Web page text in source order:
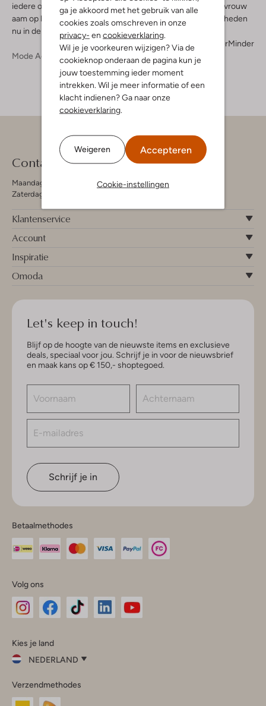
ga je akkoord met het gebruik van alle
cookies zoals omschreven in onze
privacy- en cookieverklaring
Wil je je voorkeuren wijzigen? Via de
cookieknop onderaan de pagina kun je
jouw toestemming ieder moment
intrekken. Wil je meer informatie of een
klacht indienen? Ga naar onze
cookieverklaring
Weigeren Accepteren
Cookie-instellingen
iedere outfit compleet. Deze must-haves spreken iedere vrouw
aam op haar gevoel voor fashion. Ontdek de vele mogelijkheden
nu in de online shop van Omoda.
MeerMinder
Mode Accessoires
Dames Mode Accessoires
Contact
Maandag - Vrijdag 09:00 - 19:00 uur
Zaterdag 09:00 - 17:00 uur
Klantenservice
Account
Inspiratie
Omoda
Let's keep in touch!
Blijf op de hoogte van de nieuwste items en exclusieve
deals, speciaal voor jou. Schrijf je in voor de nieuwsbrief
en maak kans op € 150,- shoptegoed.
Schrijf je in
Betaalmethodes
Volg ons
InstagramFacebook
Kies je land
NEDERLAND
je
land
Verzendmethodes